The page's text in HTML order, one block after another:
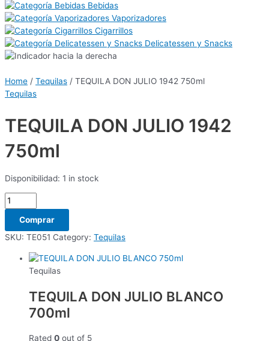
Bebidas
Vaporizadores
Cigarrillos
Delicatessen y Snacks
Home / Tequilas / TEQUILA DON JULIO 1942 750ml
Tequilas
TEQUILA DON JULIO 1942
750ml
Disponibilidad: 1 in stock
Comprar
SKU: TE051 Category: Tequilas
Tequilas
TEQUILA DON JULIO BLANCO
700ml
Rated 0 out of 5